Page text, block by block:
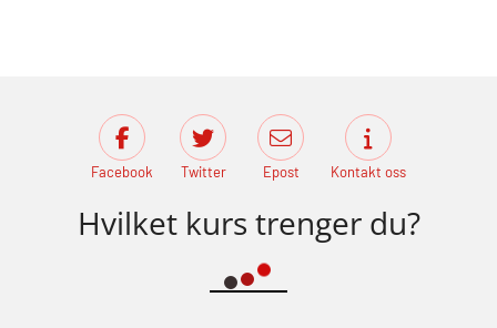
Facebook Twitter Epost Kontakt oss
Hvilket kurs trenger du?